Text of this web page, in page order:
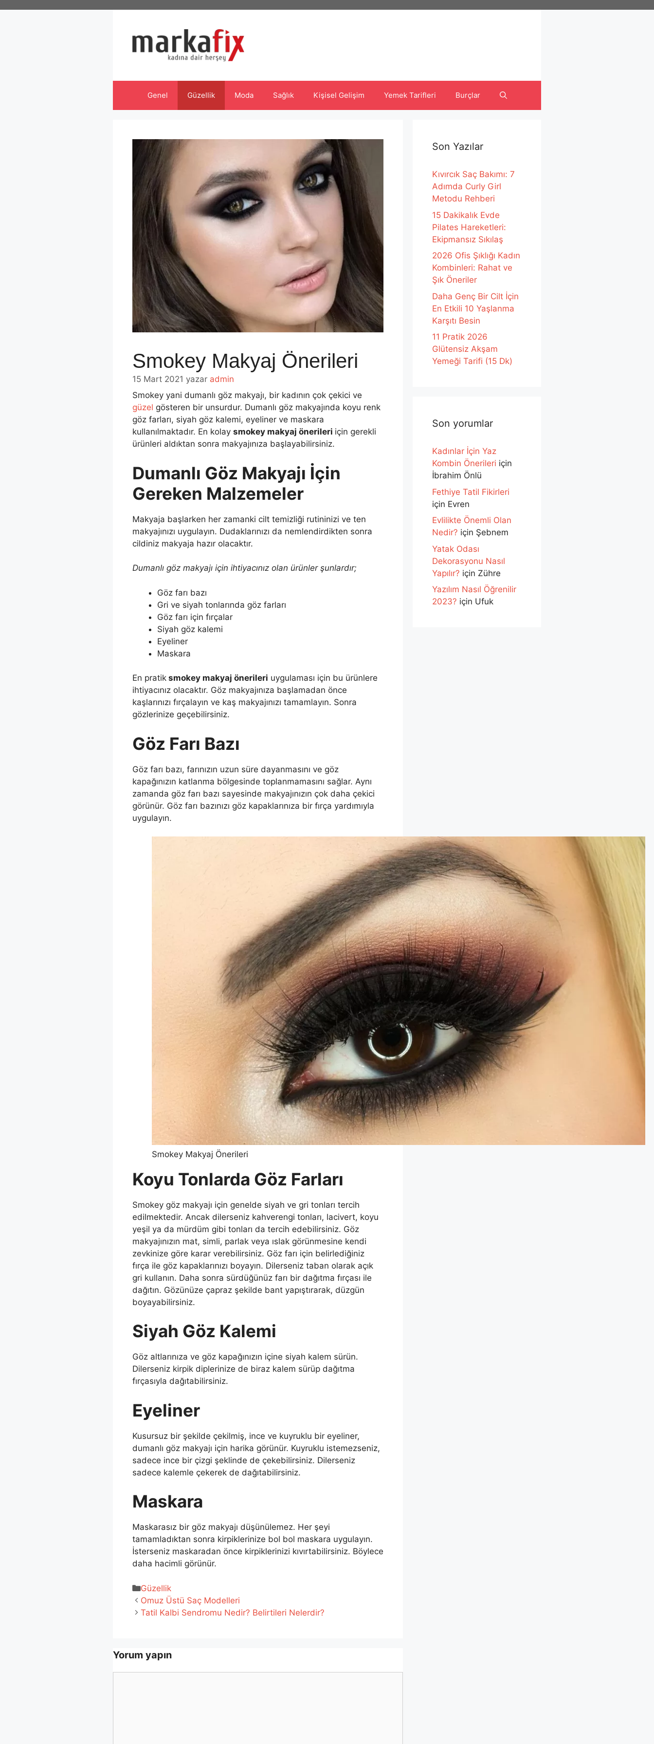
Genel Güzellik Moda Sağlık Kişisel Gelişim Yemek Tarifleri Burçlar
Smokey Makyaj Önerileri
15 Mart 2021 yazar admin
Smokey yani dumanlı göz makyajı, bir kadının çok çekici ve
güzel gösteren bir unsurdur. Dumanlı göz makyajında koyu renk
göz farları, siyah göz kalemi, eyeliner ve maskara
kullanılmaktadır. En kolay smokey makyaj önerileri için gerekli
ürünleri aldıktan sonra makyajınıza başlayabilirsiniz.
Dumanlı Göz Makyajı İçin
Gereken Malzemeler
Makyaja başlarken her zamanki cilt temizliği rutininizi ve ten
makyajınızı uygulayın. Dudaklarınızı da nemlendirdikten sonra
cildiniz makyaja hazır olacaktır.
Dumanlı göz makyajı için ihtiyacınız olan ürünler şunlardır;
Göz farı bazı
Gri ve siyah tonlarında göz farları
Göz farı için fırçalar
Siyah göz kalemi
Eyeliner
Maskara
En pratik smokey makyaj önerileri uygulaması için bu ürünlere
ihtiyacınız olacaktır. Göz makyajınıza başlamadan önce
kaşlarınızı fırçalayın ve kaş makyajınızı tamamlayın. Sonra
gözlerinize geçebilirsiniz.
Göz Farı Bazı
Göz farı bazı, farınızın uzun süre dayanmasını ve göz
kapağınızın katlanma bölgesinde toplanmamasını sağlar. Aynı
zamanda göz farı bazı sayesinde makyajınızın çok daha çekici
görünür. Göz farı bazınızı göz kapaklarınıza bir fırça yardımıyla
uygulayın.
Smokey Makyaj Önerileri
Koyu Tonlarda Göz Farları
Smokey göz makyajı için genelde siyah ve gri tonları tercih
edilmektedir. Ancak dilerseniz kahverengi tonları, lacivert, koyu
yeşil ya da mürdüm gibi tonları da tercih edebilirsiniz. Göz
makyajınızın mat, simli, parlak veya ıslak görünmesine kendi
zevkinize göre karar verebilirsiniz. Göz farı için belirlediğiniz
fırça ile göz kapaklarınızı boyayın. Dilerseniz taban olarak açık
gri kullanın. Daha sonra sürdüğünüz farı bir dağıtma fırçası ile
dağıtın. Gözünüze çapraz şekilde bant yapıştırarak, düzgün
boyayabilirsiniz.
Siyah Göz Kalemi
Göz altlarınıza ve göz kapağınızın içine siyah kalem sürün.
Dilerseniz kirpik diplerinize de biraz kalem sürüp dağıtma
fırçasıyla dağıtabilirsiniz.
Eyeliner
Kusursuz bir şekilde çekilmiş, ince ve kuyruklu bir eyeliner,
dumanlı göz makyajı için harika görünür. Kuyruklu istemezseniz,
sadece ince bir çizgi şeklinde de çekebilirsiniz. Dilerseniz
sadece kalemle çekerek de dağıtabilirsiniz.
Maskara
Maskarasız bir göz makyajı düşünülemez. Her şeyi
tamamladıktan sonra kirpiklerinize bol bol maskara uygulayın.
İsterseniz maskaradan önce kirpiklerinizi kıvırtabilirsiniz. Böylece
daha hacimli görünür.
Kategoriler
Güzellik
Omuz Üstü Saç Modelleri
Tatil Kalbi Sendromu Nedir? Belirtileri Nelerdir?
Yorum yapın
Son Yazılar
Kıvırcık Saç Bakımı: 7
Adımda Curly Girl
Metodu Rehberi
15 Dakikalık Evde
Pilates Hareketleri:
Ekipmansız Sıkılaş
2026 Ofis Şıklığı Kadın
Kombinleri: Rahat ve
Şık Öneriler
Daha Genç Bir Cilt İçin
En Etkili 10 Yaşlanma
Karşıtı Besin
11 Pratik 2026
Glütensiz Akşam
Yemeği Tarifi (15 Dk)
Son yorumlar
Kadınlar İçin Yaz
Kombin Önerileri için
İbrahim Önlü
Fethiye Tatil Fikirleri
için Evren
Evlilikte Önemli Olan
Nedir? için Şebnem
Yatak Odası
Dekorasyonu Nasıl
Yapılır? için Zühre
Yazılım Nasıl Öğrenilir
2023? için Ufuk